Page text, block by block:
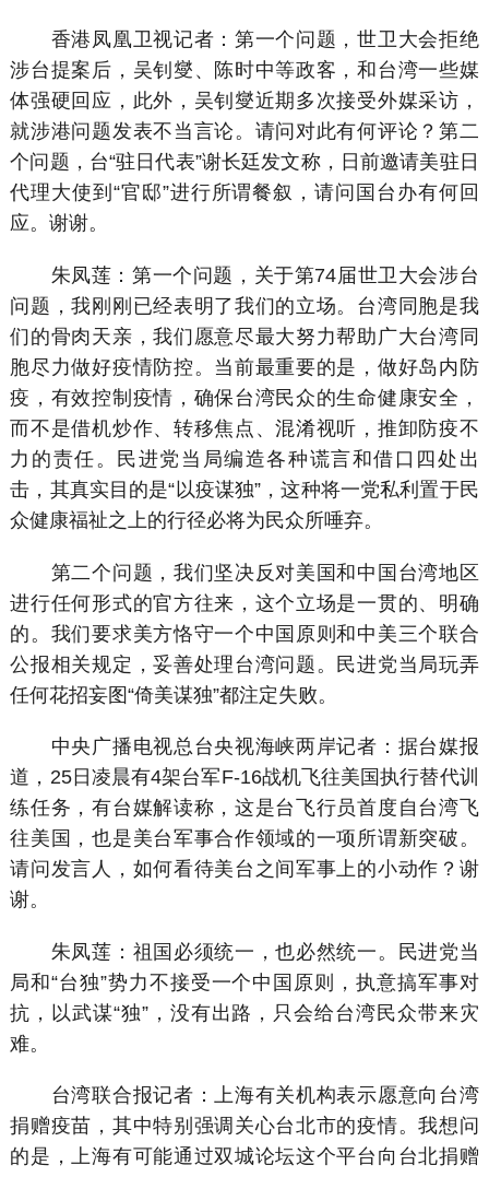
香港凤凰卫视记者：第一个问题，世卫大会拒绝
涉台提案后，吴钊燮、陈时中等政客，和台湾一些媒
体强硬回应，此外，吴钊燮近期多次接受外媒采访，
就涉港问题发表不当言论。请问对此有何评论？第二
个问题，台“驻日代表”谢长廷发文称，日前邀请美驻日
代理大使到“官邸”进行所谓餐叙，请问国台办有何回
应。谢谢。
朱凤莲：第一个问题，关于第74届世卫大会涉台
问题，我刚刚已经表明了我们的立场。台湾同胞是我
们的骨肉天亲，我们愿意尽最大努力帮助广大台湾同
胞尽力做好疫情防控。当前最重要的是，做好岛内防
疫，有效控制疫情，确保台湾民众的生命健康安全，
而不是借机炒作、转移焦点、混淆视听，推卸防疫不
力的责任。民进党当局编造各种谎言和借口四处出
击，其真实目的是“以疫谋独”，这种将一党私利置于民
众健康福祉之上的行径必将为民众所唾弃。
第二个问题，我们坚决反对美国和中国台湾地区
进行任何形式的官方往来，这个立场是一贯的、明确
的。我们要求美方恪守一个中国原则和中美三个联合
公报相关规定，妥善处理台湾问题。民进党当局玩弄
任何花招妄图“倚美谋独”都注定失败。
中央广播电视总台央视海峡两岸记者：据台媒报
道，25日凌晨有4架台军F-16战机飞往美国执行替代训
练任务，有台媒解读称，这是台飞行员首度自台湾飞
往美国，也是美台军事合作领域的一项所谓新突破。
请问发言人，如何看待美台之间军事上的小动作？谢
谢。
朱凤莲：祖国必须统一，也必然统一。民进党当
局和“台独”势力不接受一个中国原则，执意搞军事对
抗，以武谋“独”，没有出路，只会给台湾民众带来灾
难。
台湾联合报记者：上海有关机构表示愿意向台湾
捐赠疫苗，其中特别强调关心台北市的疫情。我想问
的是，上海有可能通过双城论坛这个平台向台北捐赠